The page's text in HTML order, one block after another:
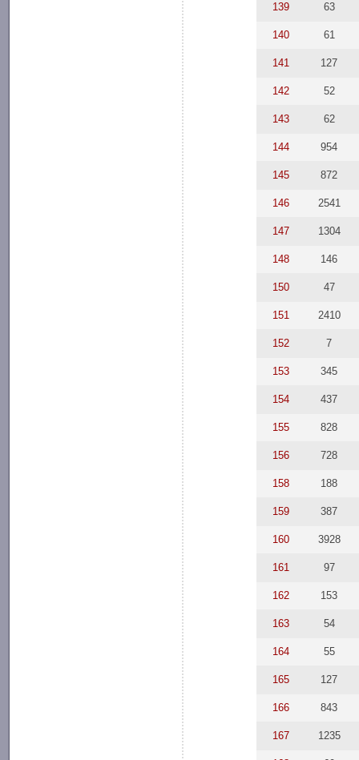
139 63
140 61
141 127
142 52
143 62
144 954
145 872
146 2541
147 1304
148 146
150 47
151 2410
152 7
153 345
154 437
155 828
156 728
158 188
159 387
160 3928
161 97
162 153
163 54
164 55
165 127
166 843
167 1235